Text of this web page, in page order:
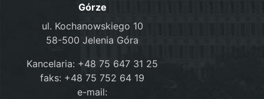
Górze
ul. Kochanowskiego 10
58-500 Jelenia Góra
Kancelaria: +48 75 647 31 25
faks: +48 75 752 64 19
e-mail: